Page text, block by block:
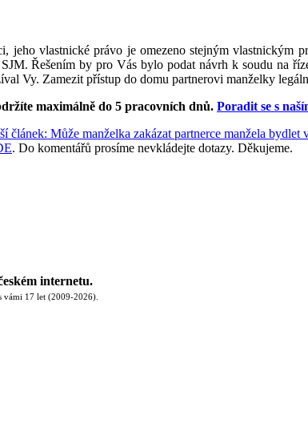
vlastnické právo je omezeno stejným vlastnickým
Řešením by pro Vás bylo podat návrh k soudu na
Vy. Zamezit přístup do domu partnerovi manželky
maximálně do 5 pracovních dnů. Poradit se s
článek: Může manželka zakázat partnerce manžela bydlet
. Do komentářů prosíme nevkládejte dotazy. Děkujeme.
internetu.
vámi 17 let (2009-2026).